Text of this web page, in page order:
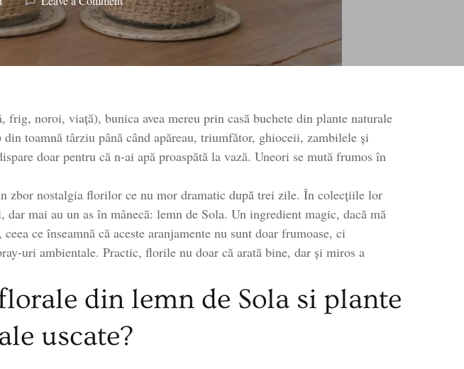
Aranjamente
florale
lemn
si
plante
naturale
noroi, viață), bunica avea mereu prin casă buchete din plante naturale
toamnă târziu până când apăreau, triumfător, ghioceii, zambilele și
doar pentru că n-ai apă proaspătă la vază. Uneori se mută frumos în
zbor nostalgia florilor ce nu mor dramatic după trei zile. În colecțiile lor
dar mai au un as în mânecă: lemn de Sola. Un ingredient magic, dacă mă
ce înseamnă că aceste aranjamente nu sunt doar frumoase, ci
uri ambientale. Practic, florile nu doar că arată bine, dar și miros a
din lemn de Sola si plante
uscate?